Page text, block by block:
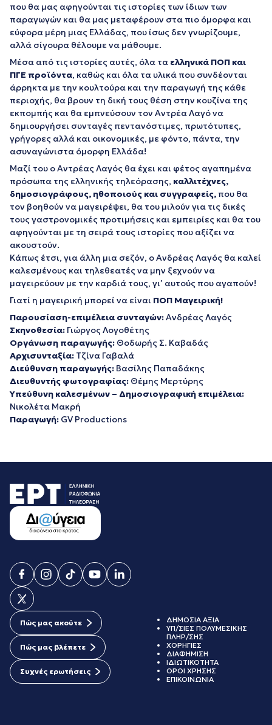
που θα μας αφηγούνται τις ιστορίες των ίδιων των
παραγωγών και θα μας μεταφέρουν στα πιο όμορφα και
εύφορα μέρη μιας Ελλάδας, που ίσως δεν γνωρίζουμε,
αλλά σίγουρα θέλουμε να μάθουμε.
Μέσα από τις ιστορίες αυτές, όλα τα ελληνικά ΠΟΠ και
ΠΓΕ προϊόντα, καθώς και όλα τα υλικά που συνδέονται
άρρηκτα με την κουλτούρα και την παραγωγή της κάθε
περιοχής, θα βρουν τη δική τους θέση στην κουζίνα της
εκπομπής και θα εμπνεύσουν τον Αντρέα Λαγό να
δημιουργήσει συνταγές πεντανόστιμες, πρωτότυπες,
γρήγορες αλλά και οικονομικές, με φόντο, πάντα, την
ασυναγώνιστα όμορφη Ελλάδα!
Μαζί του ο Αντρέας Λαγός θα έχει και φέτος αγαπημένα
πρόσωπα της ελληνικής τηλεόρασης, καλλιτέχνες,
δημοσιογράφους, ηθοποιούς και συγγραφείς, που θα
τον βοηθούν να μαγειρέψει, θα του μιλούν για τις δικές
τους γαστρονομικές προτιμήσεις και εμπειρίες και θα του
αφηγούνται με τη σειρά τους ιστορίες που αξίζει να
ακουστούν.
Κάπως έτσι, για άλλη μια σεζόν, ο Ανδρέας Λαγός θα καλεί
καλεσμένους και τηλεθεατές να μην ξεχνούν να
μαγειρεύουν με την καρδιά τους, γι’ αυτούς που αγαπούν!
Γιατί η μαγειρική μπορεί να είναι ΠΟΠ Μαγειρική!
Παρουσίαση-επιμέλεια συνταγών:Ανδρέας Λαγός
Σκηνοθεσία: Γιώργος Λογοθέτης
Οργάνωση παραγωγής: Θοδωρής Σ. Καβαδάς
Αρχισυνταξία: Tζίνα Γαβαλά
Διεύθυνση παραγωγής: Βασίλης Παπαδάκης
Διευθυντής φωτογραφίας: Θέμης Μερτύρης
Υπεύθυνη καλεσμένων – Δημοσιογραφική επιμέλεια:
Νικολέτα Μακρή
Παραγωγή: GV Productions
Πώς μας ακούτε
Πώς μας βλέπετε
Συχνές ερωτήσεις
ΔΗΜΟΣΙΑ ΑΞΙΑ
ΥΠ/ΣΙΕΣ ΠΟΛΥΜΕΣΙΚΗΣ
ΠΛΗΡ/ΣΗΣ
ΧΟΡΗΓΙΕΣ
ΔΙΑΦΗΜΙΣΗ
ΙΔΙΩΤΙΚΟΤΗΤΑ
ΟΡΟΙ ΧΡΗΣΗΣ
ΕΠΙΚΟΙΝΩΝΙΑ